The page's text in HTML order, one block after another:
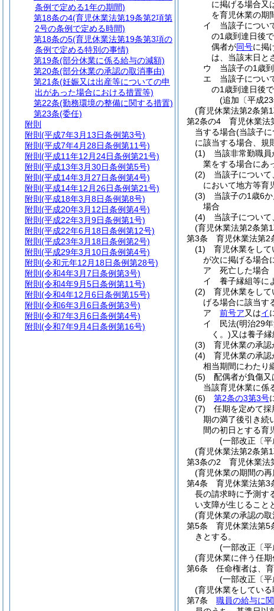
に掲げる場合又
を育児休業の期
イ
当該子につい
の1歳到達日後
偶者が同号に掲
は、当該末日と
ウ
当該子の1歳
エ
当該子につい
の1歳到達日後
(追加〔平成
(育児休業法第2条第
第2条の4
育児休業法
当する場合(当該子
に該当する場合、規
(1)
当該非常勤職
業をする場合にあ
(2)
当該子につい
において地方等育
(3)
当該子の1歳6
場合
(4)
当該子につい
(育児休業法第2条第
第3条
育児休業法第2
(1)
育児休業をし
が次に掲げる場合
ア
死亡した場合
イ
養子縁組等に
(2)
育児休業をして
げる場合に該当す
ア
前号ア又はイ
イ
民法(明治29
く。)又は養子
(3)
育児休業の承認
(4)
育児休業の承
相当期間にわたり
(5)
配偶者が負傷
当該育児休業に係
(6)
第2条の3第3号
(7)
任期を定めて
期の満了後引き続
間の初日とする育
(一部改正〔
(育児休業法第2条第
第3条の2
育児休業法
(育児休業の期間の
第4条
育児休業法第3
長の請求時に予測す
い支障が生じること
(育児休業の承認の取
第5条
育児休業法第5
きとする。
(一部改正〔
(育児休業に伴う任
第6条
任命権者は、
(一部改正〔
(育児休業をしてい
第7条
職員の給与に
条例で定める1年の期間)
第18条の4(育児休業法第19条第2項第
2号の条例で定める時間)
第18条の5(育児休業法第19条第3項の
条例で定める特別の事情)
第19条(部分休業に係る給与の減額)
第20条(部分休業の承認の取消事由)
第21条(妊娠又は出産等についての申
出があった場合における措置等)
第22条(勤務環境の整備に関する措置)
第23条(委任)
附則
附則 (平成7年3月13日条例第3号)
附則 (平成7年4月28日条例第11号)
附則 (平成11年12月24日条例第21号)
附則 (平成13年3月30日条例第5号)
附則 (平成14年3月27日条例第4号)
附則 (平成14年12月26日条例第21号)
附則 (平成18年3月8日条例第8号)
附則 (平成20年3月12日条例第4号)
附則 (平成22年3月9日条例第1号)
附則 (平成22年6月18日条例第12号)
附則 (平成23年3月18日条例第2号)
附則 (平成29年3月10日条例第4号)
附則 (令和元年12月18日条例第28号)
附則 (令和4年3月7日条例第3号)
附則 (令和4年9月5日条例第11号)
附則 (令和4年12月6日条例第15号)
附則 (令和6年3月6日条例第3号)
附則 (令和7年3月6日条例第4号)
附則 (令和7年9月4日条例第16号)